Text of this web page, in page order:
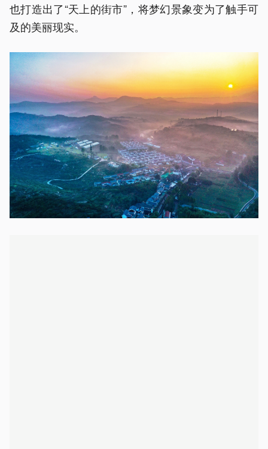
也打造出了“天上的街市”，将梦幻景象变为了触手可
及的美丽现实。